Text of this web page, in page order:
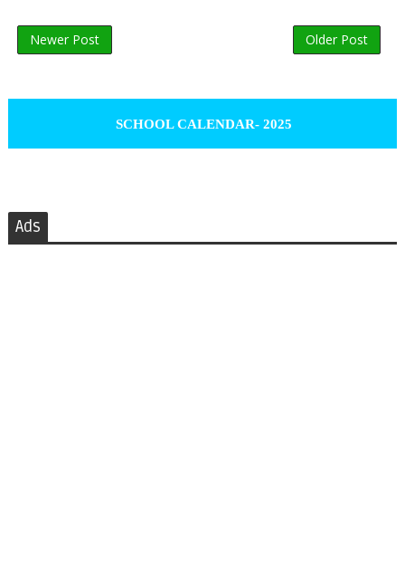
Newer Post Older Post
SCHOOL CALENDAR- 2025
Ads